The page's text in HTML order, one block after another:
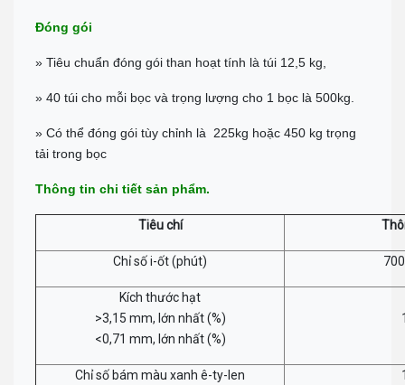
Đóng gói
» Tiêu chuẩn đóng gói than hoạt tính là túi 12,5 kg,
» 40 túi cho mỗi bọc và trọng lượng cho 1 bọc là 500kg.
» Có thể đóng gói tùy chỉnh là 225kg hoặc 450 kg trọng
tải trong bọc
Thông tin chi tiết sản phẩm.
Tiêu chí
Chỉ số i-ốt (phút)
Kích thước hạt
>3,15 mm, lớn nhất (%)
<0,71 mm, lớn nhất (%)
Chỉ số bám màu xanh ê-ty-len